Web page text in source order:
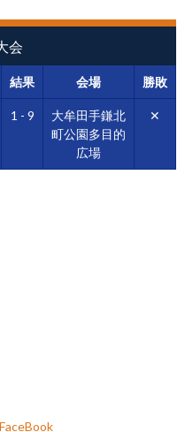
会
結果 会場 勝敗
1 - 9
大牟田手鎌北
町公園多目的
広場
✕